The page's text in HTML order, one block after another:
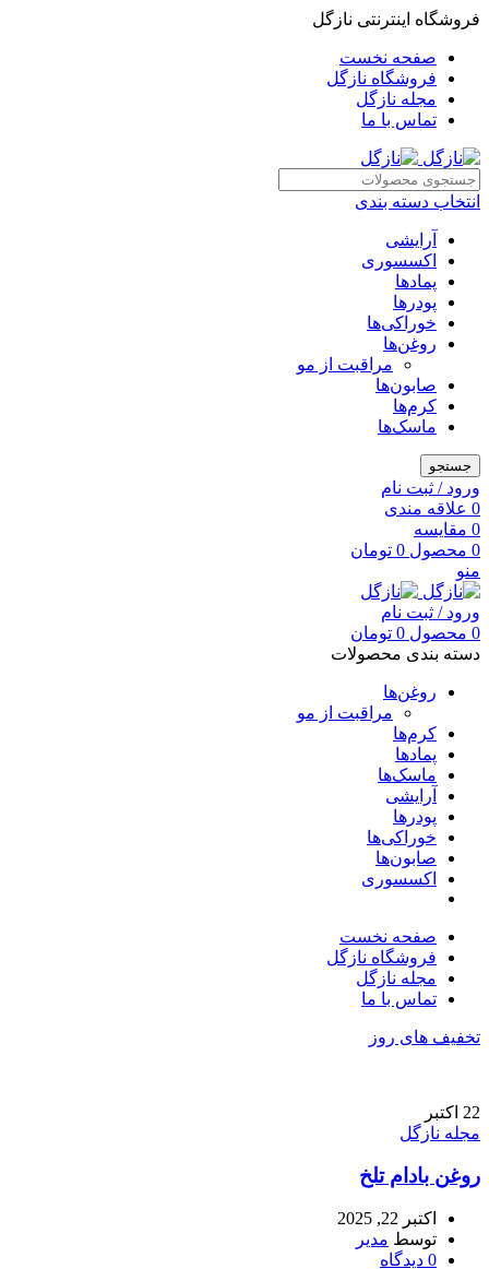
فروشگاه اینترنتی نازگل
صفحه نخست
فروشگاه نازگل
مجله نازگل
تماس با ما
انتخاب دسته بندی
آرایشی
اکسسوری
پمادها
پودرها
خوراکی‌ها
روغن‌ها
مراقبت از مو
صابون‌ها
کرم‌ها
ماسک‌ها
جستجو
ورود / ثبت نام
0 علاقه مندی
0 مقایسه
0 محصول 0 تومان
منو
ورود / ثبت نام
0 محصول 0 تومان
دسته بندی محصولات
روغن‌ها
مراقبت از مو
کرم‌ها
پمادها
ماسک‌ها
آرایشی
پودرها
خوراکی‌ها
صابون‌ها
اکسسوری
صفحه نخست
فروشگاه نازگل
مجله نازگل
تماس با ما
تخفیف های روز
22 اکتبر
مجله نازگل
روغن بادام تلخ
اکتبر 22, 2025
توسط مدیر
0 دیدگاه